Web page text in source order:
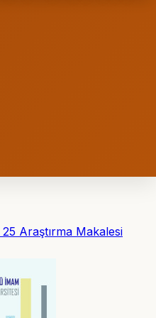
25 Araştırma Makalesi